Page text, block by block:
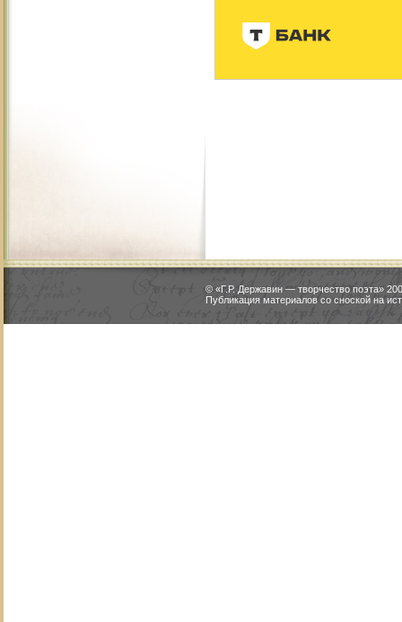
© «Г.Р. Державин — творчество поэта»
Публикация материалов со сноской на